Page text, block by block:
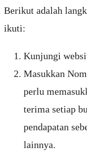
Berikut adalah
ikuti:
Kunjungi
Masukkan
perlu
terima setiap
pendapatan
lainnya.